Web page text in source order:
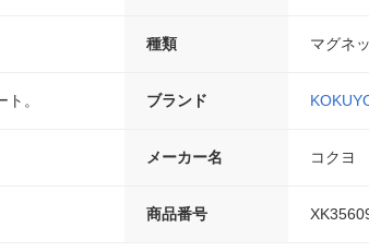
種類 マグネ
。 ブランド
メーカー名 コクヨ
商品番号